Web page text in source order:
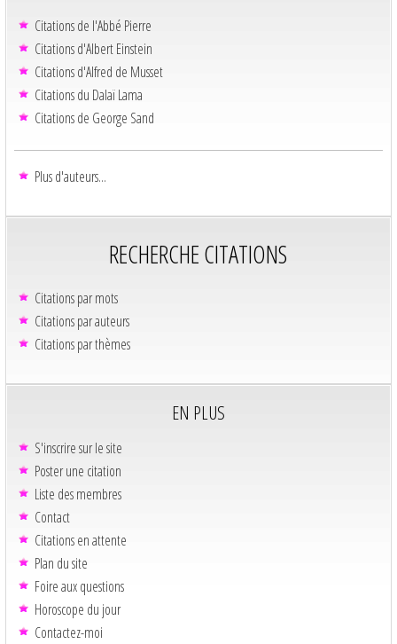
Citations de l'Abbé Pierre
Citations d'Albert Einstein
Citations d'Alfred de Musset
Citations du Dalaï Lama
Citations de George Sand
Plus d'auteurs...
RECHERCHE CITATIONS
Citations par mots
Citations par auteurs
Citations par thèmes
EN PLUS
S'inscrire sur le site
Poster une citation
Liste des membres
Contact
Citations en attente
Plan du site
Foire aux questions
Horoscope du jour
Contactez-moi